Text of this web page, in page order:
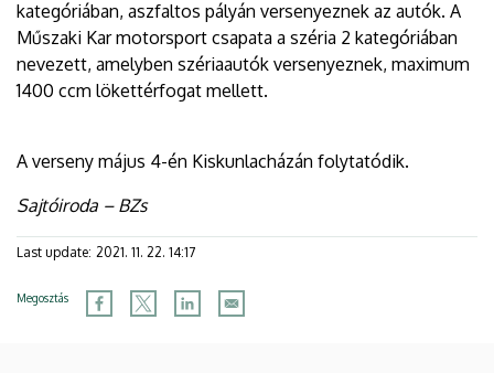
kategóriában, aszfaltos pályán versenyeznek az autók. A
Műszaki Kar motorsport csapata a széria 2 kategóriában
nevezett, amelyben szériaautók versenyeznek, maximum
1400 ccm lökettérfogat mellett.
A verseny május 4-én Kiskunlacházán folytatódik.
Sajtóiroda – BZs
Last update: 2021. 11. 22. 14:17
Megosztás